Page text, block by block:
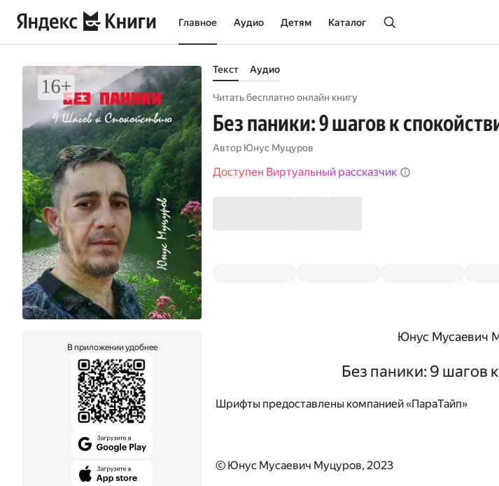
Главное Аудио Детям Каталог
В приложении удобнее
Текст Аудио
Читать бесплатно онлайн книгу
Без паники: 9 шагов к
Автор Юнус Муцуров
Доступен Виртуальный рассказчик
Юнус Мусаевич
Без паники: 9 шагов
Шрифты предоставлены компанией «ПараТайп»
© Юнус Мусаевич Муцуров, 2023